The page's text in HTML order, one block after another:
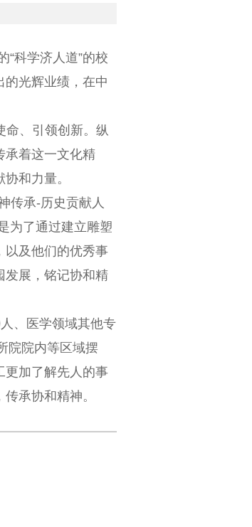
“科学济人道”的校
光辉业绩，在中
命、引领创新。纵
承着这一文化精
和力量。
传承-历史贡献人
为了通过建立雕塑
以及他们的优秀事
发展，铭记协和精
、医学领域其他专
院院内等区域摆
更加了解先人的事
承协和精神。